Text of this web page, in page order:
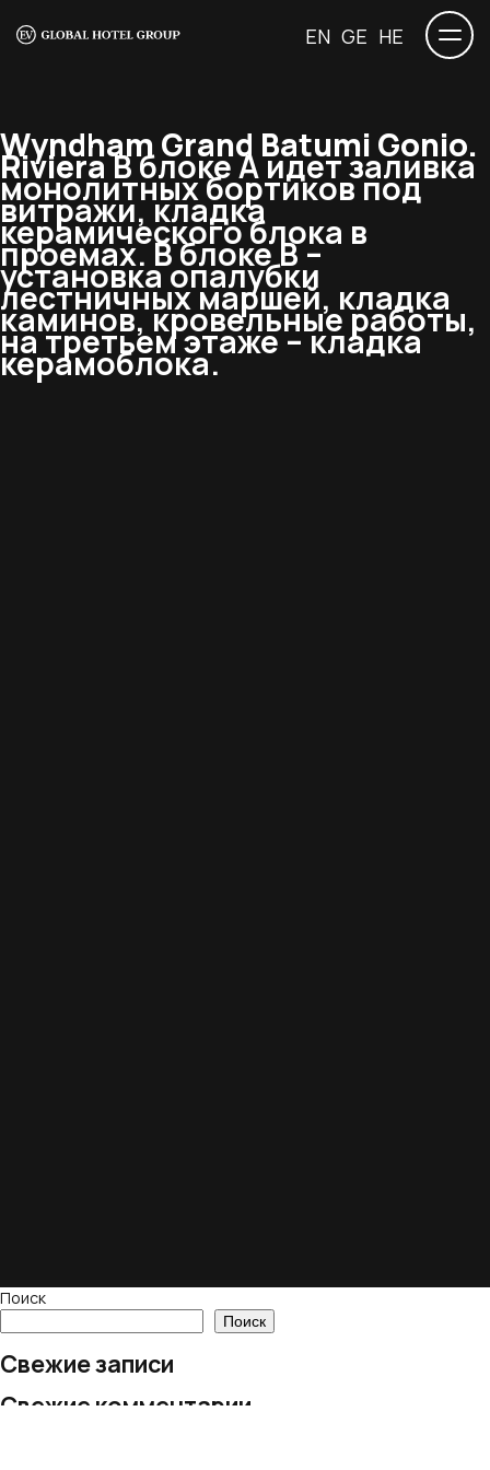
EN GE HE
Wyndham Grand Batumi Gonio.
RivieraВ блоке А идет заливка
монолитных бортиков под
витражи, кладка
керамического блока в
проемах. В блоке В –
установка опалубки
лестничных маршей, кладка
каминов, кровельные работы,
на третьем этаже – кладка
керамоблока.
Поиск
Поиск
Свежие записи
Свежие комментарии